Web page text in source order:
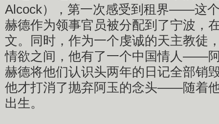
Alcock），第一次感受到租界——这
赫德作为领事官员被分配到了宁波，
文。同时，作为一个虔诚的天主教徒
情欲之间，他有了一个中国情人——
赫德将他们认识头两年的日记全部销
他才打消了抛弃阿玉的念头——随着
出生。